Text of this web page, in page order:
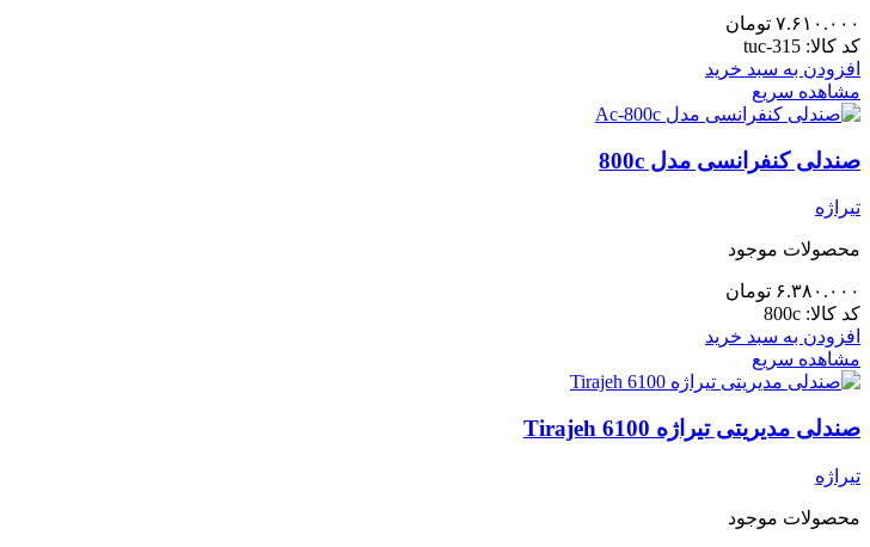
۷.۶۱۰.۰۰۰ تومان
کد کالا: tuc-315
افزودن به سبد خرید
مشاهده سریع
صندلی کنفرانسی مدل 800c
تیراژه
محصولات موجود
۶.۳۸۰.۰۰۰ تومان
کد کالا: 800c
افزودن به سبد خرید
مشاهده سریع
صندلی مدیریتی تیراژه Tirajeh 6100
تیراژه
محصولات موجود